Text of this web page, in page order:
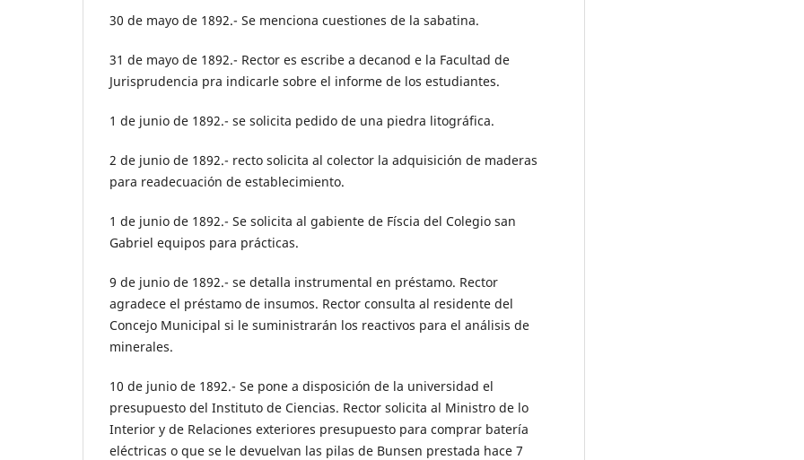
30 de mayo de 1892.- Se menciona cuestiones de la sabatina.
31 de mayo de 1892.- Rector es escribe a decanod e la Facultad de
Jurisprudencia pra indicarle sobre el informe de los estudiantes.
1 de junio de 1892.- se solicita pedido de una piedra litográfica.
2 de junio de 1892.- recto solicita al colector la adquisición de maderas
para readecuación de establecimiento.
1 de junio de 1892.- Se solicita al gabiente de Físcia del Colegio san
Gabriel equipos para prácticas.
9 de junio de 1892.- se detalla instrumental en préstamo. Rector
agradece el préstamo de insumos. Rector consulta al residente del
Concejo Municipal si le suministrarán los reactivos para el análisis de
minerales.
10 de junio de 1892.- Se pone a disposición de la universidad el
presupuesto del Instituto de Ciencias. Rector solicita al Ministro de lo
Interior y de Relaciones exteriores presupuesto para comprar batería
eléctricas o que se le devuelvan las pilas de Bunsen prestada hace 7